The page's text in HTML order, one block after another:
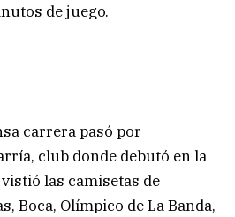
de juego.
carrera pasó por
club donde debutó en la
las camisetas de
Boca, Olímpico de La Banda,